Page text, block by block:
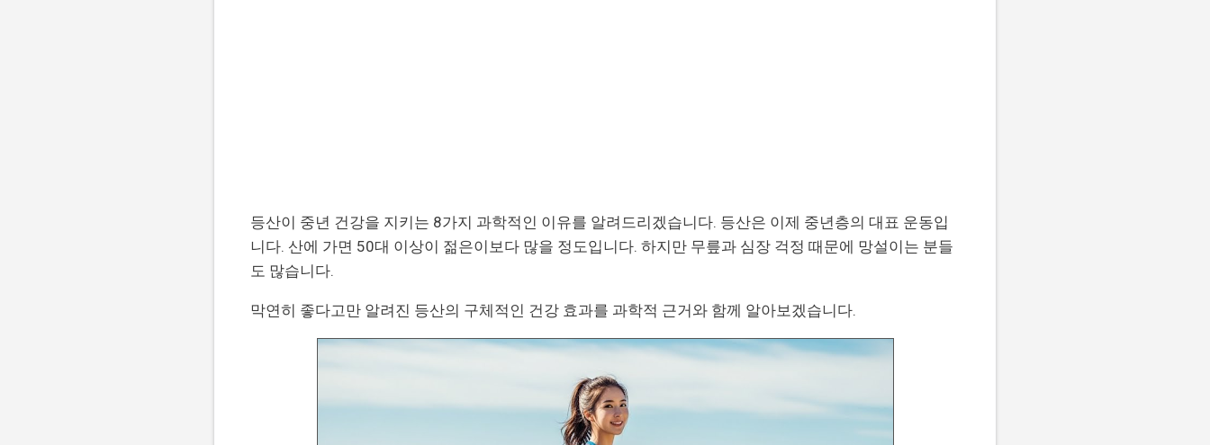
등산이 중년 건강을 지키는 8가지 과학적인 이유를 알려드리겠습니다. 등산은 이제 중년층의 대표 운동입
니다. 산에 가면 50대 이상이 젊은이보다 많을 정도입니다. 하지만 무릎과 심장 걱정 때문에 망설이는 분들
도 많습니다.
막연히 좋다고만 알려진 등산의 구체적인 건강 효과를 과학적 근거와 함께 알아보겠습니다.